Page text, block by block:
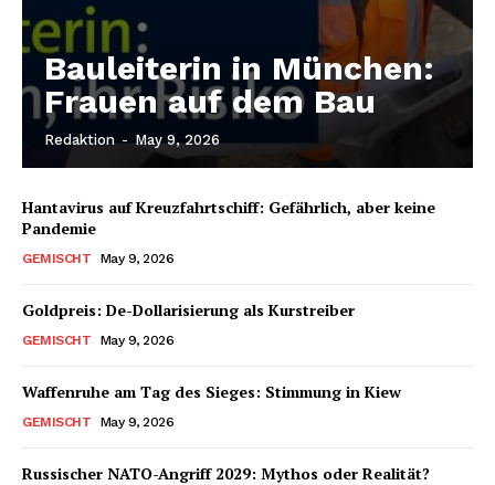
Bauleiterin in München:
Frauen auf dem Bau
Redaktion - May 9, 2026
Hantavirus auf Kreuzfahrtschiff: Gefährlich, aber keine
Pandemie
GEMISCHT May 9, 2026
Goldpreis: De-Dollarisierung als Kurstreiber
GEMISCHT May 9, 2026
Waffenruhe am Tag des Sieges: Stimmung in Kiew
GEMISCHT May 9, 2026
Russischer NATO-Angriff 2029: Mythos oder Realität?